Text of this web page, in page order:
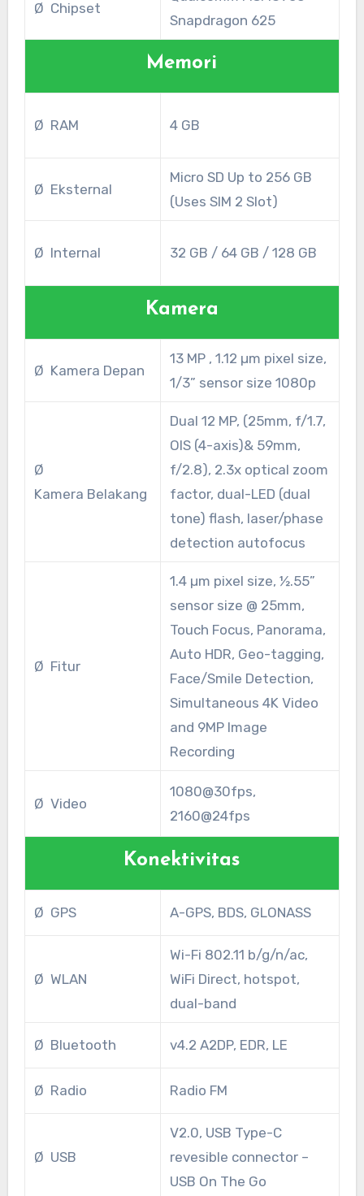
Ø Chipset
Snapdragon 625
Memori
Ø RAM 4 GB
Ø Eksternal
Micro SD Up to 256 GB
(Uses SIM 2 Slot)
Ø Internal 32 GB / 64 GB / 128 GB
Kamera
Ø Kamera Depan
13 MP , 1.12 µm pixel size,
1/3” sensor size 1080p
Ø
Kamera Belakang
Dual 12 MP, (25mm, f/1.7,
OIS (4-axis)& 59mm,
f/2.8), 2.3x optical zoom
factor, dual-LED (dual
tone) flash, laser/phase
detection autofocus
Ø Fitur
1.4 µm pixel size, ½.55”
sensor size @ 25mm,
Touch Focus, Panorama,
Auto HDR, Geo-tagging,
Face/Smile Detection,
Simultaneous 4K Video
and 9MP Image
Recording
Ø Video
1080@30fps,
2160@24fps
Konektivitas
Ø GPS A-GPS, BDS, GLONASS
Ø WLAN
Wi-Fi 802.11 b/g/n/ac,
WiFi Direct, hotspot,
dual-band
Ø Bluetooth v4.2 A2DP, EDR, LE
Ø Radio Radio FM
Ø USB
V2.0, USB Type-C
revesible connector –
USB On The Go